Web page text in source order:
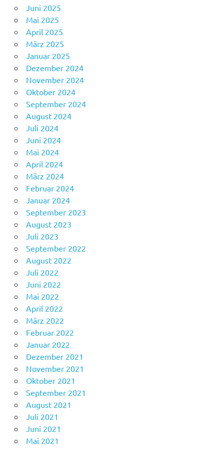
Juni 2025
Mai 2025
April 2025
März 2025
Januar 2025
Dezember 2024
November 2024
Oktober 2024
September 2024
August 2024
Juli 2024
Juni 2024
Mai 2024
April 2024
März 2024
Februar 2024
Januar 2024
September 2023
August 2023
Juli 2023
September 2022
August 2022
Juli 2022
Juni 2022
Mai 2022
April 2022
März 2022
Februar 2022
Januar 2022
Dezember 2021
November 2021
Oktober 2021
September 2021
August 2021
Juli 2021
Juni 2021
Mai 2021